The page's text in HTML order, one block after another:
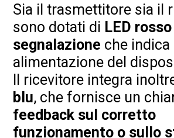
Sia il trasmettitore sia il
sono dotati di LED
segnalazione che
alimentazione del
Il ricevitore integra
blu, che fornisce un
feedback sul corretto
funzionamento o sullo